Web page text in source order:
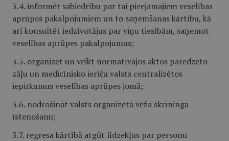
3.4. informēt sabiedrību par tai pieejamajiem veselības
aprūpes pakalpojumiem un to saņemšanas kārtību, kā
arī konsultēt iedzīvotājus par viņu tiesībām, saņemot
veselības aprūpes pakalpojumus;
3.5. organizēt un veikt normatīvajos aktos paredzēto
zāļu un medicīnisko ierīču valsts centralizētos
iepirkumus veselības aprūpes jomā;
3.6. nodrošināt valsts organizētā vēža skrīninga
īstenošanu;
3.7. regresa kārtībā atgūt līdzekļus par personu